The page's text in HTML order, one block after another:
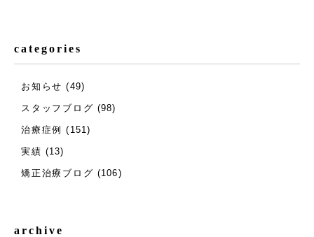
categories
お知らせ (49)
スタッフブログ (98)
治療症例 (151)
実績 (13)
矯正治療ブログ (106)
archive